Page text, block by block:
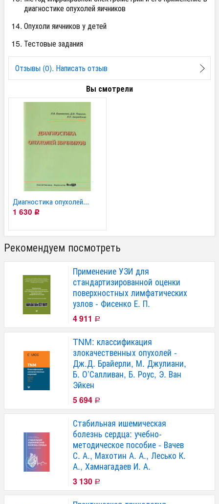
диагностике опухолей яичников
Опухоли яичников у детей
Тестовые задания
Отзывы (0). Написать отзыв
Вы смотрели
Диагностика опухолей...
1 630 Р
Рекомендуем посмотреть
Применение УЗИ для
стандартизированной оценки
поверхностных лимфатических
узлов - Фисенко Е. П.
4 911 Р
TNM: классификация
злокачественных опухолей -
Дж.Д. Брайерли, М. Джулиани,
Б. О’Салливан, Б. Роус, Э. Ван
Эйкен
5 694 Р
Стабильная ишемическая
болезнь сердца: учебно-
методическое пособие - Вачев
С. А., Махотин А. А., Лесько К.
А., Хамнагадаев И. А.
3 130 Р